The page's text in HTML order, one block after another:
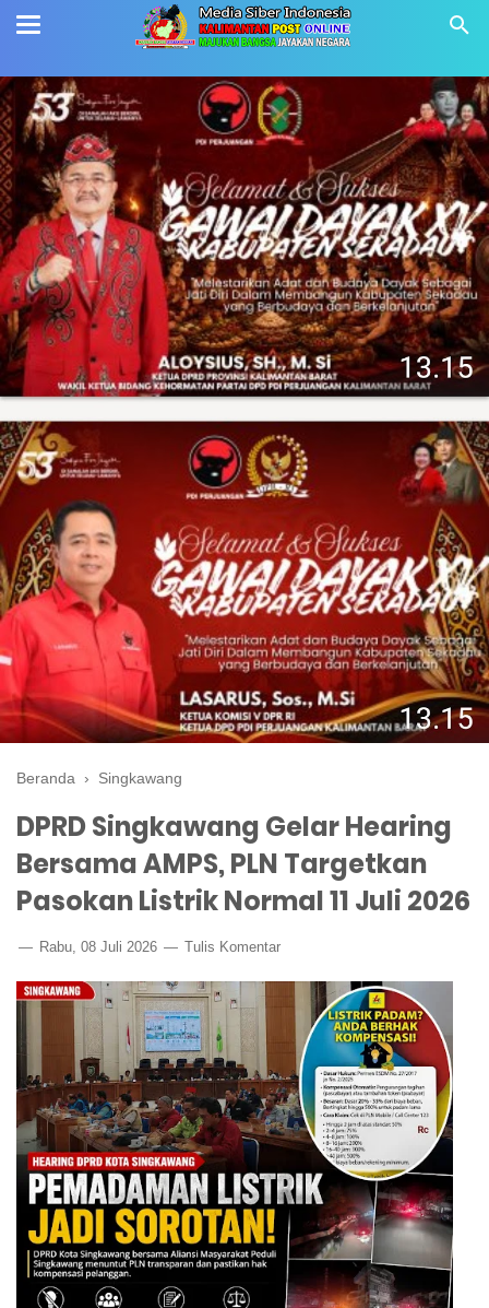
Beranda › Singkawang
DPRD Singkawang Gelar Hearing
Bersama AMPS, PLN Targetkan
Pasokan Listrik Normal 11 Juli 2026
Rabu, 08 Juli 2026 Tulis Komentar